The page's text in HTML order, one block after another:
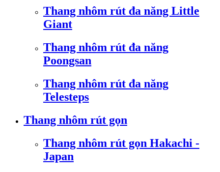
Thang nhôm rút đa năng Little
Giant
Thang nhôm rút đa năng
Poongsan
Thang nhôm rút đa năng
Telesteps
Thang nhôm rút gọn
Thang nhôm rút gọn Hakachi -
Japan